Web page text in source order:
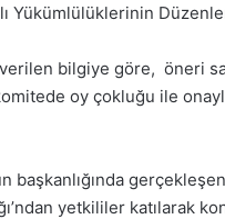
Yükümlülüklerinin
bilgiye göre, öneri
oy çokluğu ile
başkanlığında
yetkililer katılarak